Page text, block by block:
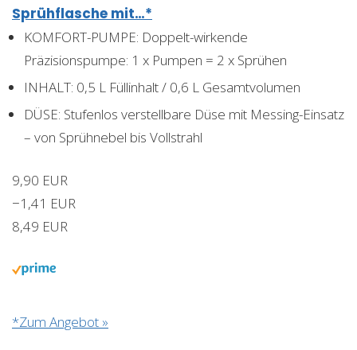
Sprühflasche mit…*
KOMFORT-PUMPE: Doppelt-wirkende
Präzisionspumpe: 1 x Pumpen = 2 x Sprühen
INHALT: 0,5 L Füllinhalt / 0,6 L Gesamtvolumen
DÜSE: Stufenlos verstellbare Düse mit Messing-Einsatz
– von Sprühnebel bis Vollstrahl
9,90 EUR
−1,41 EUR
8,49 EUR
*Zum Angebot »